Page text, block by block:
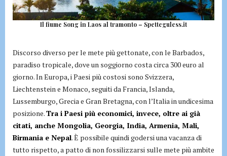
Il fiume Song in Laos al tramonto – Spetteguless.it
Discorso diverso per le mete più gettonate, con le Barbados,
paradiso tropicale, dove un soggiorno costa circa 300 euro al
giorno. In Europa, i Paesi più costosi sono Svizzera,
Liechtenstein e Monaco, seguiti da Francia, Islanda,
Lussemburgo, Grecia e Gran Bretagna, con l’Italia in undicesima
posizione.Tra i Paesi più economici, invece, oltre ai già
citati, anche Mongolia, Georgia, India, Armenia, Mali,
Birmania e Nepal. È possibile quindi godersi una vacanza di
tutto rispetto, a patto di non fossilizzarsi sulle mete più ambite